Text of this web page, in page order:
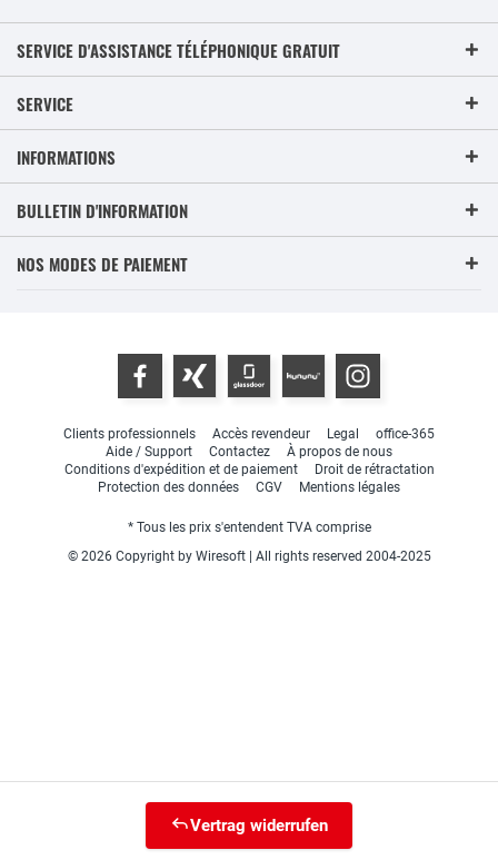
SERVICE D'ASSISTANCE TÉLÉPHONIQUE GRATUIT
SERVICE
INFORMATIONS
BULLETIN D'INFORMATION
NOS MODES DE PAIEMENT
Clients professionnels Accès revendeur Legal
office-365
Aide / Support
Contactez
À propos de nous
Conditions d'expédition et de paiement
Droit de rétractation
Protection des données
CGV Mentions légales
* Tous les prix s'entendent TVA comprise
© 2026 Copyright by Wiresoft | All rights reserved 2004-2025
Vertrag widerrufen